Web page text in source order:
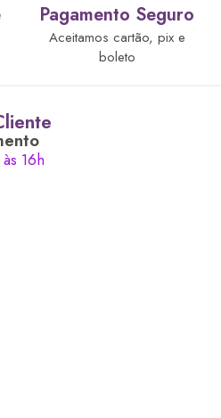
Pagamento Seguro
Aceitamos cartão, pix e
boleto
16h